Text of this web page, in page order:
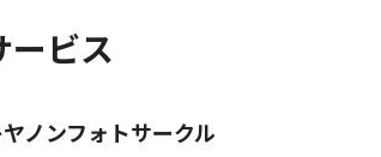
ービス
ノンフォトサークル